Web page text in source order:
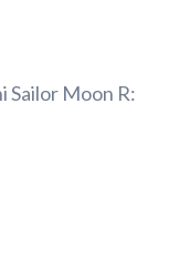
Sailor Moon R: